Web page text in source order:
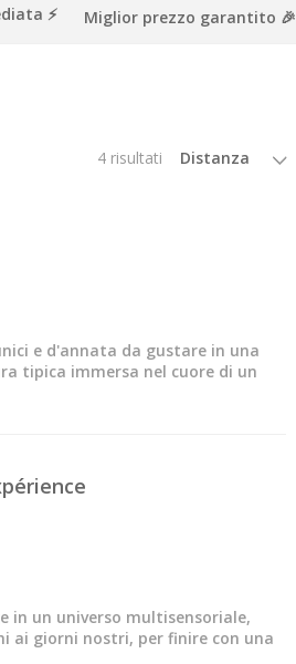
⚡️ Miglior prezzo garantito 🎉
4 risultati
e d'annata da gustare in una
tipica immersa nel cuore di un
in un universo multisensoriale,
ai giorni nostri, per finire con una